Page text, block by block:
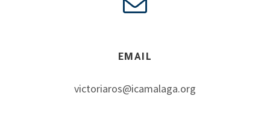
EMAIL
victoriaros@icamalaga.org